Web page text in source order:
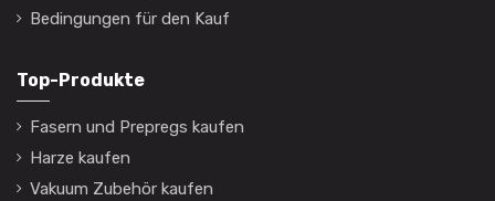
Bedingungen für den Kauf
Top-Produkte
Fasern und Prepregs kaufen
Harze kaufen
Vakuum Zubehör kaufen